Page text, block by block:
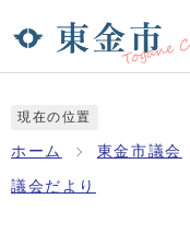
現在の位置
ホーム 東金市議会
議会だより